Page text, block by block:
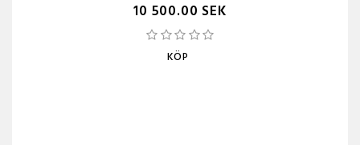
10 500.00 SEK
KÖP